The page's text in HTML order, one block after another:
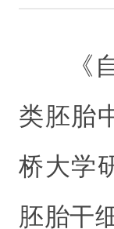
《
类胚胎
桥大学
胚胎干